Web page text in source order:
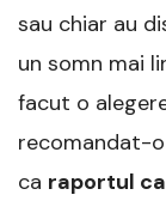
sau chiar au
un somn mai
facut o
recomandat-
ca raportul